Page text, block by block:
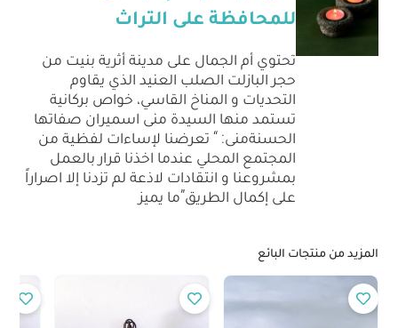
للمحافظة على التراث
تحتوي أم الجمال على مدينة أثرية بنيت من
حجر البازلت الصلب العنيد الذي يقاوم
التحديات و المناخ القاسي، خواص بركانية
تستمد منها السيدة منى اسميران صفاتها
الحسنةمنى: “ تعرضنا لإساءات لفظية من
المجتمع المحلي عندما اخذنا قرار بالعمل
بمشروعنا و انتقادات لاذعة لم تزدنا إلا اصراراً
على إكمال الطريق”ما يميز
المزيد من منتجات البائع